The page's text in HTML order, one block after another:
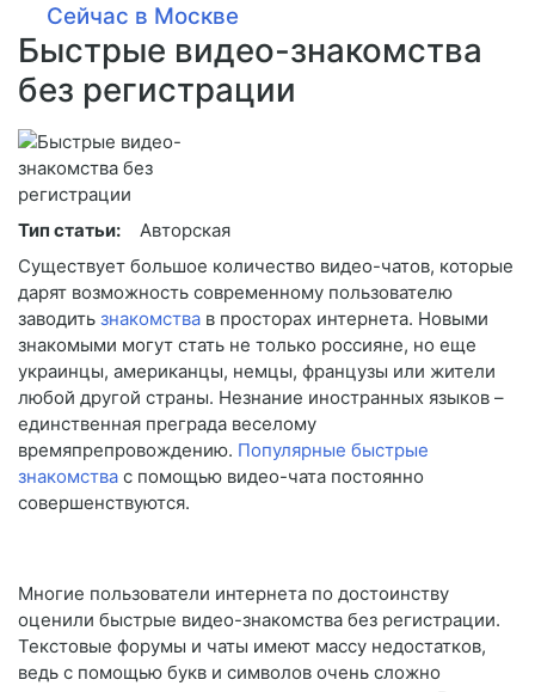
Сейчас в Москве
Быстрые видео-знакомства
без регистрации
Тип статьи:
Авторская
Существует большое количество видео-чатов, которые
дарят возможность современному пользователю
заводить знакомства в просторах интернета. Новыми
знакомыми могут стать не только россияне, но еще
украинцы, американцы, немцы, французы или жители
любой другой страны. Незнание иностранных языков –
единственная преграда веселому
времяпрепровождению. Популярные быстрые
знакомства с помощью видео-чата постоянно
совершенствуются.
Многие пользователи интернета по достоинству
оценили быстрые видео-знакомства без регистрации.
Текстовые форумы и чаты имеют массу недостатков,
ведь с помощью букв и символов очень сложно